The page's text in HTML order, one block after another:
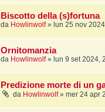
Biscotto della (s)fortuna
da Howlinwolf» lun 25 nov
Ornitomanzia
da Howlinwolf» lun 9 set 2024,
Predizione morte di un
da Howlinwolf» mer 24 apr